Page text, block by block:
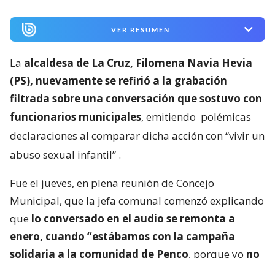
VER RESUMEN
La alcaldesa de La Cruz, Filomena Navia Hevia
(PS), nuevamente se refirió a la grabación
filtrada sobre una conversación que sostuvo con
funcionarios municipales, emitiendo polémicas
declaraciones al comparar dicha acción con “vivir un
abuso sexual infantil” .
Fue el jueves, en plena reunión de Concejo
Municipal, que la jefa comunal comenzó explicando
que lo conversado en el audio se remonta a
enero, cuando “estábamos con la campaña
solidaria a la comunidad de Penco, porque yo no